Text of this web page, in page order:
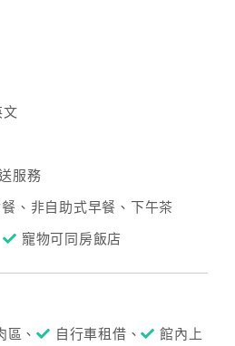
文
服務
、非自助式早餐、下午茶
寵物可同房飯店
區、 自行車租借、
館內上